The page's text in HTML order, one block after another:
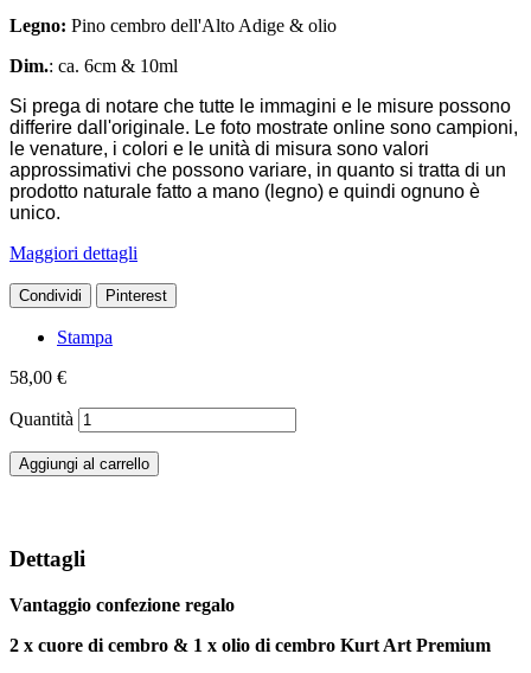
Legno: Pino cembro dell'Alto Adige & olio
Dim.: ca. 6cm & 10ml
Si prega di notare che tutte le immagini e le misure possono
differire dall'originale. Le foto mostrate online sono campioni,
le venature, i colori e le unità di misura sono valori
approssimativi che possono variare, in quanto si tratta di un
prodotto naturale fatto a mano (legno) e quindi ognuno è
unico.
Maggiori dettagli
Condividi Pinterest
Stampa
58,00 €
Quantità
Aggiungi al carrello
Dettagli
Vantaggio confezione regalo
2 x cuore di cembro & 1 x olio di cembro Kurt Art Premium